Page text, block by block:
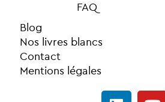
FAQ
Blog
Nos livres blancs
Contact
Mentions légales